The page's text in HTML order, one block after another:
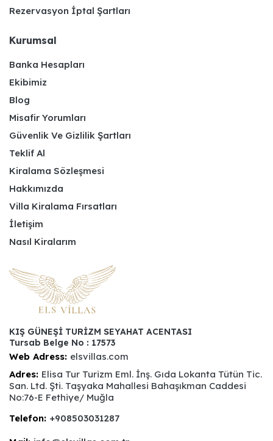
Rezervasyon İptal Şartları
Kurumsal
Banka Hesapları
Ekibimiz
Blog
Misafir Yorumları
Güvenlik Ve Gizlilik Şartları
Teklif Al
Kiralama Sözleşmesi
Hakkımızda
Villa Kiralama Fırsatları
İletişim
Nasıl Kiralarım
KIŞ GÜNEŞİ TURİZM SEYAHAT ACENTASI
Tursab Belge No : 17573
Web Adress: elsvillas.com
Adres: Elisa Tur Turizm Eml. İnş. Gıda Lokanta Tütün Tic.
San. Ltd. Şti. Taşyaka Mahallesi Bahaşıkman Caddesi
No:76-E Fethiye/ Muğla
Telefon: +908503031287